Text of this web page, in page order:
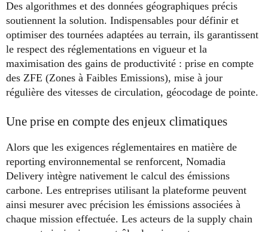
Des algorithmes et des données géographiques précis
soutiennent la solution. Indispensables pour définir et
optimiser des tournées adaptées au terrain, ils garantissent
le respect des réglementations en vigueur et la
maximisation des gains de productivité : prise en compte
des ZFE (Zones à Faibles Emissions), mise à jour
régulière des vitesses de circulation, géocodage de pointe.
Une prise en compte des enjeux climatiques
Alors que les exigences réglementaires en matière de
reporting environnemental se renforcent, Nomadia
Delivery intègre nativement le calcul des émissions
carbone. Les entreprises utilisant la plateforme peuvent
ainsi mesurer avec précision les émissions associées à
chaque mission effectuée. Les acteurs de la supply chain